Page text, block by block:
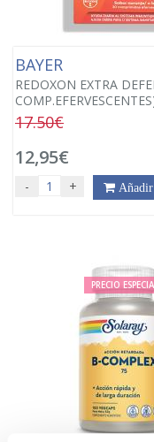
BAYER
REDOXON EXTRA
17.50€
12,95€
- + Añadir
PRECIO